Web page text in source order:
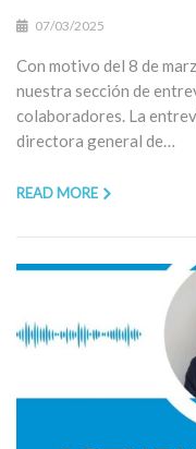
07/03/2025
Con motivo del 8 de
nuestra sección de
colaboradores. La
directora general de…
READ MORE